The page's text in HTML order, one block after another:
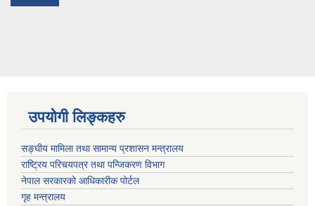
उपयोगी लिङ्कहरु
सङ्घीय मामिला तथा सामान्य प्रशासन मन्त्रालय
राष्ट्रिय परिचयपत्र तथा पन्जिकरण विभाग
नेपाल सरकारको आधिकारीक पोर्टल
गृह मन्त्रालय